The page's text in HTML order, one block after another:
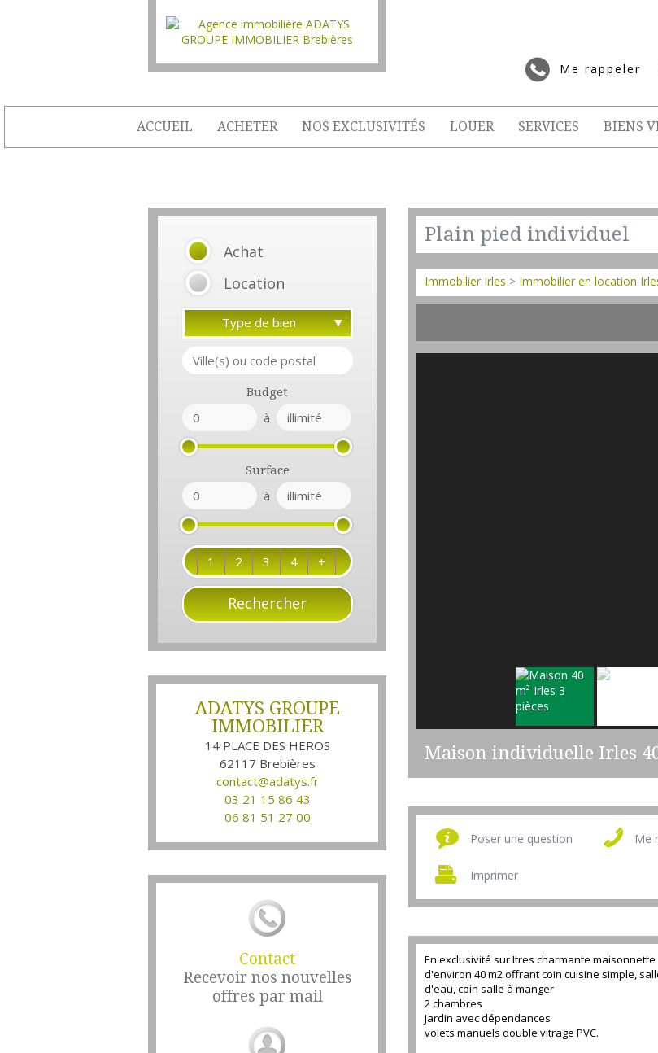
Me rappeler
ACCUEIL ACHETER NOS EXCLUSIVITÉS LOUER SERVICES BIENS
Achat
Location
Type de bien
Budget
à
Surface
à
1 2 3 4 +
ADATYS GROUPE
IMMOBILIER
14 PLACE DES HEROS
62117 Brebières
contact@adatys.fr
03 21 15 86 43
06 81 51 27 00
Contact
Recevoir nos nouvelles
offres par mail
Plain pied individuel
Immobilier Irles > Immobilier en location
Maison individuelle Irles
Poser une question Me
Imprimer
En exclusivité sur Itres charmante maisonnette
d'environ 40 m2 offrant coin cuisine simple,
d'eau, coin salle à manger
2 chambres
Jardin avec dépendances
volets manuels double vitrage PVC.